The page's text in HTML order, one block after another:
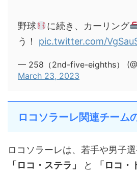
野球 に続き、カーリング
う！ pic.twitter.com/
— 258（2nd-five-eighths）
March 23, 2023
ロコソラーレ関連チーム
ロコソラーレは、若手や男子
「ロコ・ステラ」
と 「ロコ・